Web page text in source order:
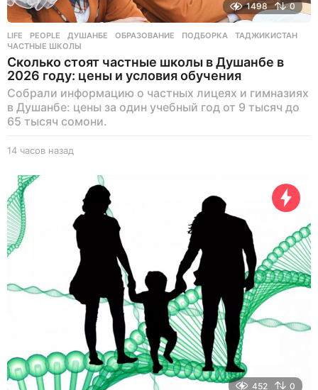
1498 0
LIFE ,PEOPLE ДУШАНБЕ ,ОБРАЗОВАНИЕ ,ПОДБОРКА ,ТАДЖИКИСТАН
ЧАСТНЫЕ ШКОЛЫ
Сколько стоят частные школы в Душанбе в
2026 году: цены и условия обучения
Собрали информацию о частных лицеях и гимназиях
в Душанбе: цены за один учебный год от 9 тысяч до
65 тысяч сомони.
14 часов назад
о
в
н
з
д
452 0